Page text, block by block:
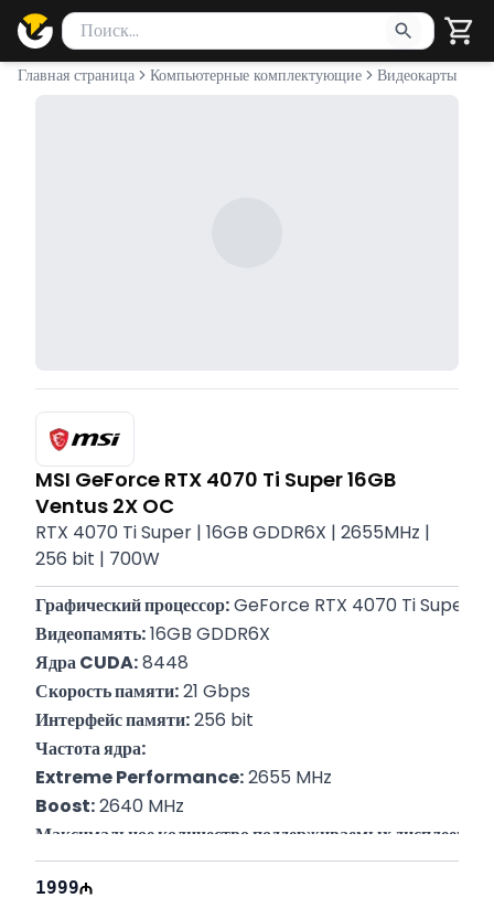
Поиск товаров
Введите минимум 2 символа для поиска. Нажмите Enter
Главная страница Компьютерные комплектующие Видеокарты
MSI GeForce RTX 4070 Ti Super 16GB
Ventus 2X OC
RTX 4070 Ti Super | 16GB GDDR6X | 2655MHz |
256 bit | 700W
Графический процессор: GeForce RTX 4070 Ti Super
Видеопамять: 16GB GDDR6X
Ядра CUDA: 8448
Скорость памяти: 21 Gbps
Интерфейс памяти: 256 bit
Частота ядра:
Extreme Performance: 2655 MHz
Boost: 2640 MHz
Максимальное количество поддерживаемых дисплеев:
Максимальное цифровое разрешение: 7680 x 4320
Рекомендуемый блок питания:
1999